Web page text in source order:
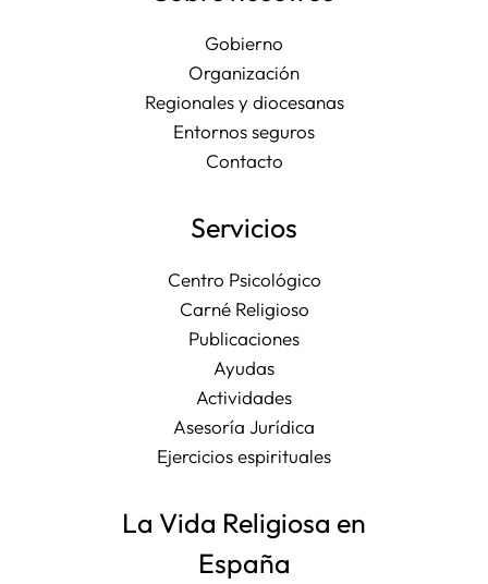
Gobierno
Organización
Regionales y diocesanas
Entornos seguros
Contacto
Servicios
Centro Psicológico
Carné Religioso
Publicaciones
Ayudas
Actividades
Asesoría Jurídica
Ejercicios espirituales
La Vida Religiosa en
España